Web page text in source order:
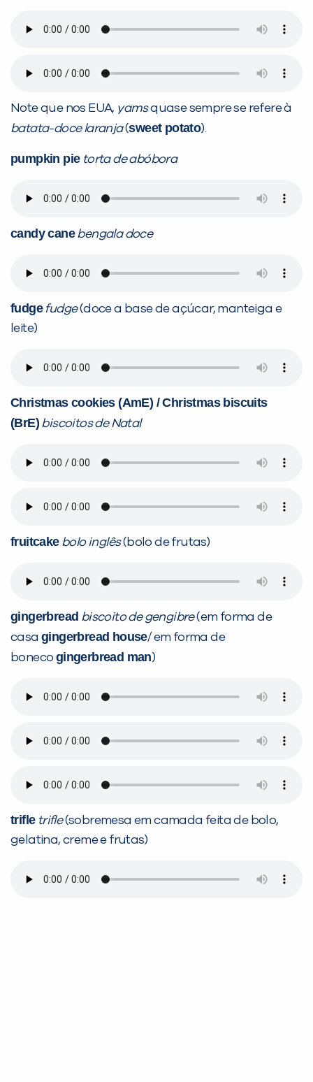
Note que nos EUA, yamsquase sempre se refere à
batata-doce laranja(sweet potato).
pumpkin pie torta de abóbora
candy cane bengala doce
fudge fudge(doce a base de açúcar, manteiga e
leite)
Christmas cookies (AmE) / Christmas biscuits
(BrE) biscoitos de Natal
fruitcake bolo inglês(bolo de frutas)
gingerbread biscoito de gengibre(em forma de
casa gingerbread house/ em forma de
boneco gingerbread man)
trifle trifle(sobremesa em camada feita de bolo,
gelatina, creme e frutas)